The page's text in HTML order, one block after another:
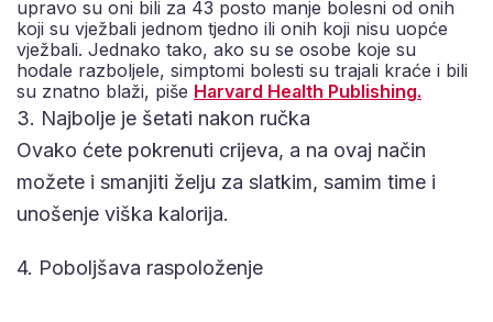
upravo su oni bili za 43 posto manje bolesni od onih
koji su vježbali jednom tjedno ili onih koji nisu uopće
vježbali. Jednako tako, ako su se osobe koje su
hodale razboljele, simptomi bolesti su trajali kraće i bili
su znatno blaži, piše Harvard Health Publishing.
3. Najbolje je šetati nakon ručka
Ovako ćete pokrenuti crijeva, a na ovaj način
možete i smanjiti želju za slatkim, samim time i
unošenje viška kalorija.
4. Poboljšava raspoloženje